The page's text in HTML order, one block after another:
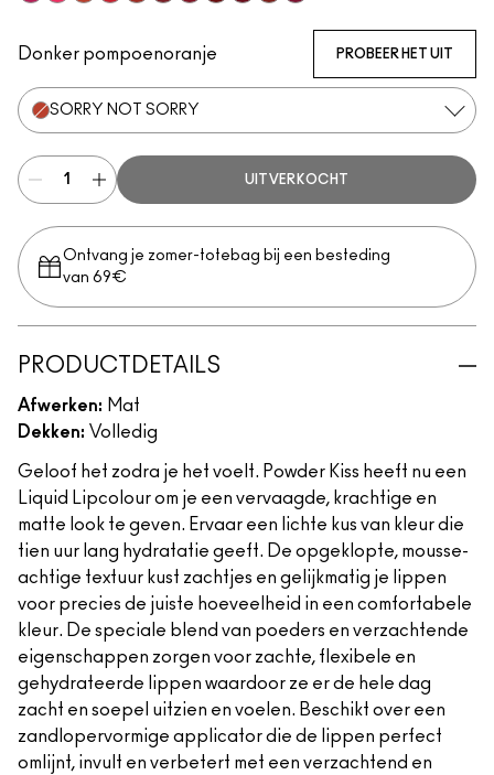
Donker pompoenoranje PROBEER HET UIT
SORRY NOT SORRY
UITVERKOCHT
Ontvang je zomer-totebag bij een besteding
van 69€
PRODUCTDETAILS
Afwerken: Mat
Dekken: Volledig
Geloof het zodra je het voelt. Powder Kiss heeft nu een
Liquid Lipcolour om je een vervaagde, krachtige en
matte look te geven. Ervaar een lichte kus van kleur die
tien uur lang hydratatie geeft. De opgeklopte, mousse-
achtige textuur kust zachtjes en gelijkmatig je lippen
voor precies de juiste hoeveelheid in een comfortabele
kleur. De speciale blend van poeders en verzachtende
eigenschappen zorgen voor zachte, flexibele en
gehydrateerde lippen waardoor ze er de hele dag
zacht en soepel uitzien en voelen. Beschikt over een
zandlopervormige applicator die de lippen perfect
omlijnt, invult en verbetert met een verzachtend en